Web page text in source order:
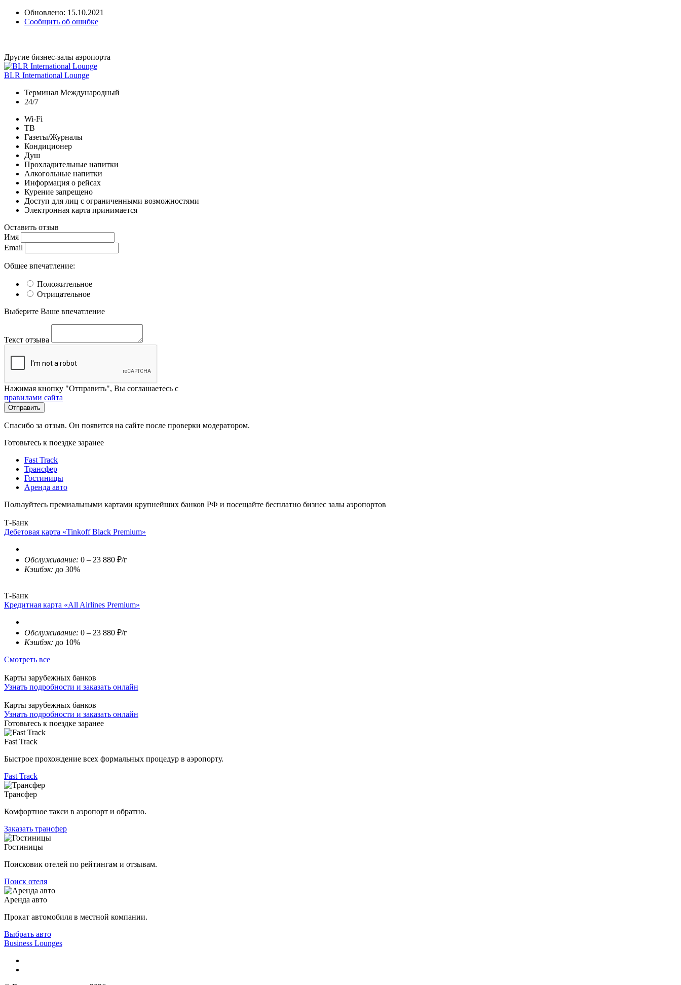
Обновлено: 15.10.2021
Сообщить об ошибке
Другие бизнес-залы аэропорта
BLR International Lounge
Терминал Международный
24/7
Wi-Fi
ТВ
Газеты/Журналы
Кондиционер
Душ
Прохладительные напитки
Алкогольные напитки
Информация о рейсах
Курение запрещено
Доступ для лиц с ограниченными возможностями
Электронная карта принимается
Оставить отзыв
Имя
Email
Общее впечатление:
Положительное
Отрицательное
Выберите Ваше впечатление
Текст отзыва
Нажимая кнопку "Отправить", Вы соглашаетесь с
правилами сайта
Отправить
Спасибо за отзыв. Он появится на сайте после проверки модератором.
Готовьтесь к поездке заранее
Fast Track
Трансфер
Гостиницы
Аренда авто
Пользуйтесь премиальными картами крупнейших банков РФ и посещайте бесплатно бизнес залы аэропортов
Т-Банк
Дебетовая карта «Tinkoff Black Premium»
Обслуживание: 0 – 23 880 ₽/г
Кэшбэк: до 30%
Т-Банк
Кредитная карта «All Airlines Premium»
Обслуживание: 0 – 23 880 ₽/г
Кэшбэк: до 10%
Смотреть все
Карты зарубежных банков
Узнать подробности и заказать онлайн
Карты зарубежных банков
Узнать подробности и заказать онлайн
Готовьтесь к поездке заранее
Fast Track
Быстрое прохождение всех формальных процедур в аэропорту.
Fast Track
Трансфер
Комфортное такси в аэропорт и обратно.
Заказать трансфер
Гостиницы
Поисковик отелей по рейтингам и отзывам.
Поиск отеля
Аренда авто
Прокат автомобиля в местной компании.
Выбрать авто
Business Lounges